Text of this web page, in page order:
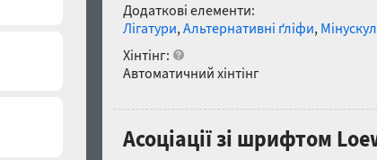
Додаткові елементи:
Лігатури,Альтернативні ґліфи,
Хінтінг:
Автоматичний хінтінг
Асоціації зі шрифтом